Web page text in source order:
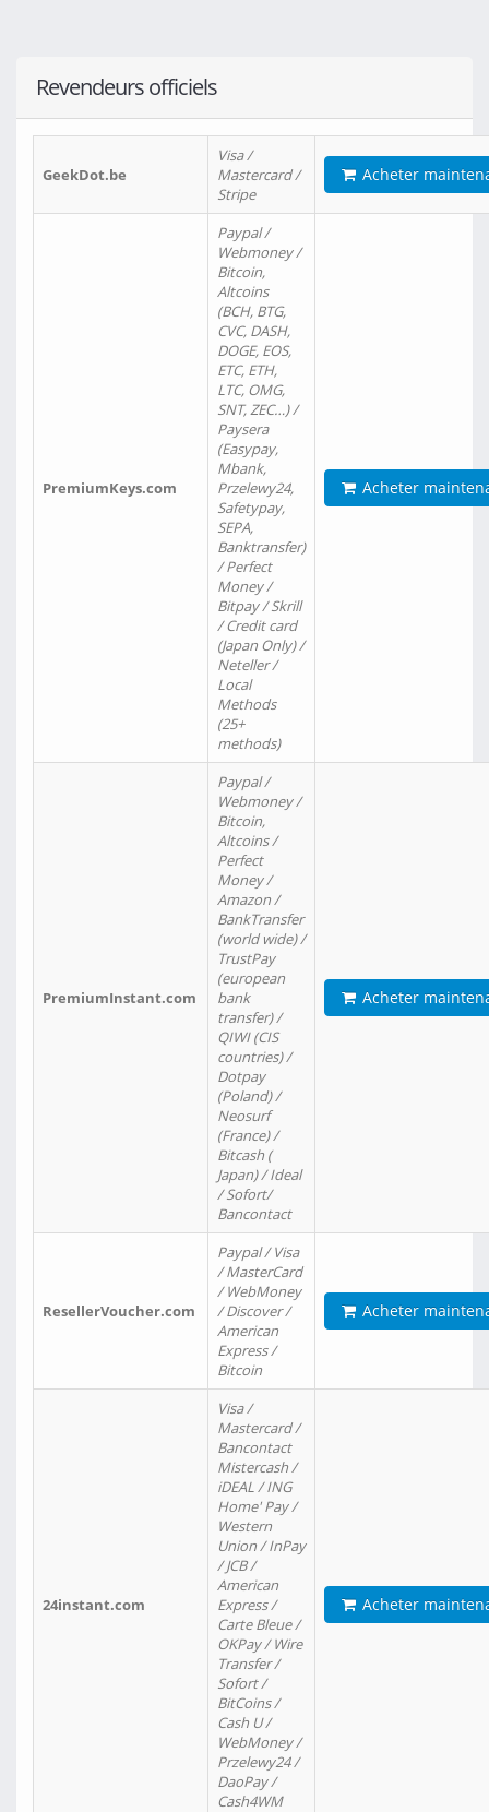
Revendeurs officiels
GeekDot.be
Visa /
Mastercard /
Stripe
Acheter
PremiumKeys.com
Paypal /
Webmoney /
Bitcoin,
Altcoins
(BCH, BTG,
CVC, DASH,
DOGE, EOS,
ETC, ETH,
LTC, OMG,
SNT, ZEC…) /
Paysera
(Easypay,
Mbank,
Przelewy24,
Safetypay,
SEPA,
Banktransfer)
/ Perfect
Money /
Bitpay / Skrill
/ Credit card
(Japan Only) /
Neteller /
Local
Methods
(25+
methods)
Acheter
PremiumInstant.com
Paypal /
Webmoney /
Bitcoin,
Altcoins /
Perfect
Money /
Amazon /
BankTransfer
(world wide) /
TrustPay
(european
bank
transfer) /
QIWI (CIS
countries) /
Dotpay
(Poland) /
Neosurf
(France) /
Bitcash (
Japan) / Ideal
/ Sofort/
Bancontact
Acheter
ResellerVoucher.com
Paypal / Visa
/ MasterCard
/ WebMoney
/ Discover /
American
Express /
Bitcoin
Acheter
24instant.com
Visa /
Mastercard /
Bancontact
Mistercash /
iDEAL / ING
Home' Pay /
Western
Union / InPay
/ JCB /
American
Express /
Carte Bleue /
OKPay / Wire
Transfer /
Sofort /
BitCoins /
Cash U /
WebMoney /
Przelewy24 /
DaoPay /
Cash4WM
Acheter